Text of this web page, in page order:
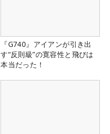
『G740』アイアンが引き出
す“反則級”の寛容性と飛びは
本当だった！